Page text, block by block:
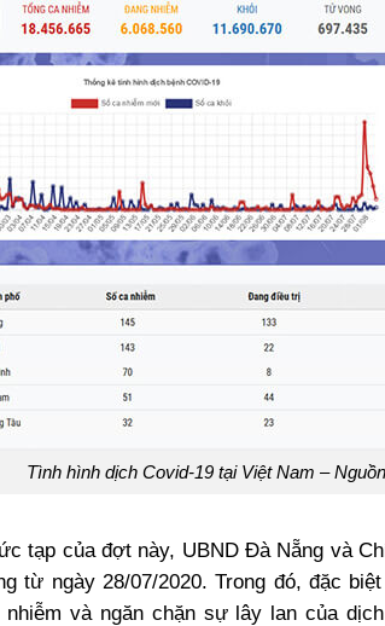
Tình hình dịch Covid-19 tại Việt Nam –
tạp của đợt này, UBND Đà Nẵng và
từ ngày 28/07/2020. Trong đó, đặc
nhiễm và ngăn chặn sự lây lan của